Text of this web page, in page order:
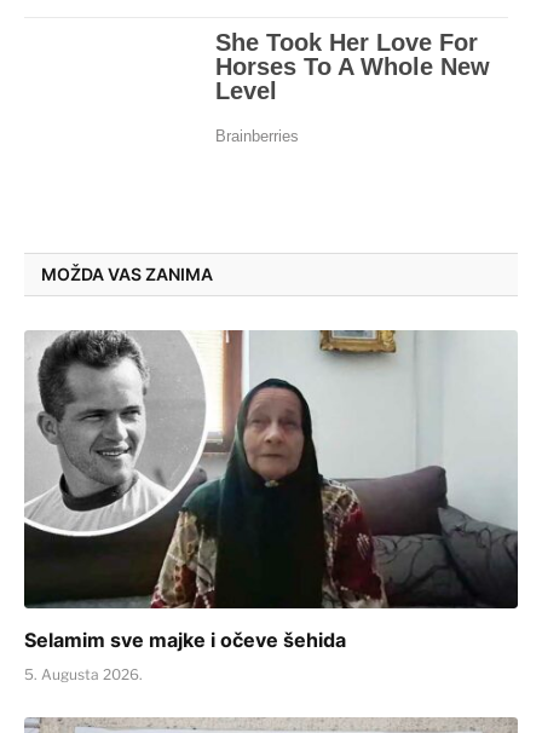
MOŽDA VAS ZANIMA
Selamim sve majke i očeve šehida
5. Augusta 2026.